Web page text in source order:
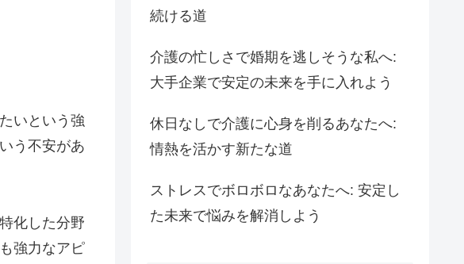
いという強
う不安があ
化した分野
強力なアピ
続ける道
介護の忙しさで婚期を逃しそうな私へ:
大手企業で安定の未来を手に入れよう
休日なしで介護に心身を削るあなたへ:
情熱を活かす新たな道
ストレスでボロボロなあなたへ: 安定し
た未来で悩みを解消しよう